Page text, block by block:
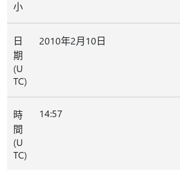
小
日
期
(U
TC)
2010年2月10日
時
間
(U
TC)
14:57